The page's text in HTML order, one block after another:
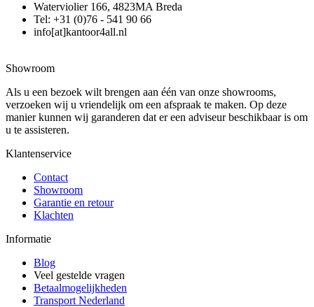
Waterviolier 166, 4823MA Breda
Tel: +31 (0)76 - 541 90 66
info[at]kantoor4all.nl
Showroom
Als u een bezoek wilt brengen aan één van onze showrooms,
verzoeken wij u vriendelijk om een afspraak te maken. Op deze
manier kunnen wij garanderen dat er een adviseur beschikbaar is om
u te assisteren.
Klantenservice
Contact
Showroom
Garantie en retour
Klachten
Informatie
Blog
Veel gestelde vragen
Betaalmogelijkheden
Transport Nederland